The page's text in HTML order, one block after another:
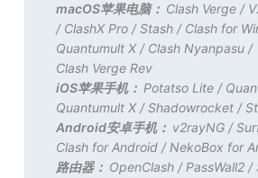
macOS苹果电脑： Clash Verge /
/ ClashX Pro /Stash / Clash for
Quantumult X / Clash Nyanpasu /
Clash Verge Rev
iOS苹果手机： Potatso Lite /
Quantumult X /Shadowrocket /
Android安卓手机： v2rayNG /
Clash for Android / NekoBox for
路由器： OpenClash / PassWall2 /